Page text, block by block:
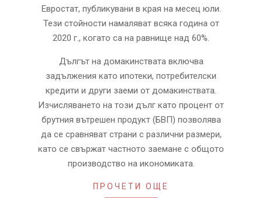
Евростат, публикувани в края на месец юли.
Тези стойности намаляват всяка година от
2020 г., когато са на равнище над 60%.
Дългът на домакинствата включва
задължения като ипотеки, потребителски
кредити и други заеми от домакинствата.
Изчисляването на този дълг като процент от
брутния вътрешен продукт (БВП) позволява
да се сравняват страни с различни размери,
като се свържат частното заемане с общото
производство на икономиката.
ПРОЧЕТИ ОЩЕ